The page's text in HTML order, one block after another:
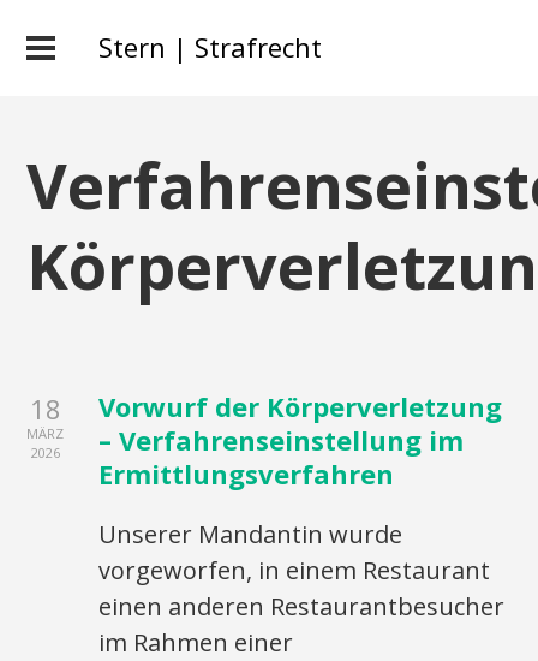
Stern | Strafrecht
18
MÄRZ
2026
Vorwurf der Körperverletzung
– Verfahrenseinstellung im
Ermittlungsverfahren
Unserer Mandantin wurde
vorgeworfen, in einem Restaurant
einen anderen Restaurantbesucher
im Rahmen einer